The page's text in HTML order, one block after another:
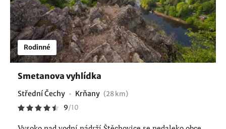
Rodinné
Smetanova vyhlídka
Střední Čechy Krňany (28 km)
9/10